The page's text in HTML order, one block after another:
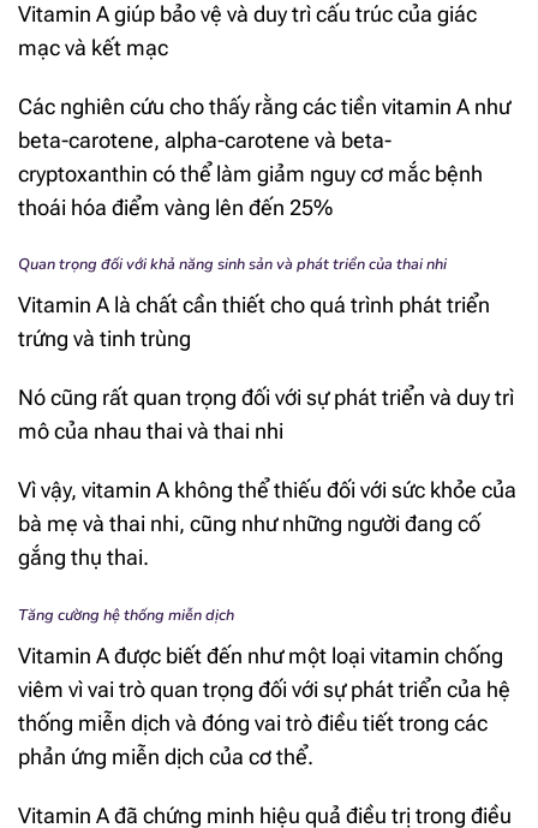
Vitamin A giúp bảo vệ và duy trì cấu trúc của giác
mạc và kết mạc
Các nghiên cứu cho thấy rằng các tiền vitamin A như
beta-carotene, alpha-carotene và beta-
cryptoxanthin có thể làm giảm nguy cơ mắc bệnh
thoái hóa điểm vàng lên đến 25%
Quan trọng đối với khả năng sinh sản và phát triển của thai nhi
Vitamin A là chất cần thiết cho quá trình phát triển
trứng và tinh trùng
Nó cũng rất quan trọng đối với sự phát triển và duy trì
mô của nhau thai và thai nhi
Vì vậy, vitamin A không thể thiếu đối với sức khỏe của
bà mẹ và thai nhi, cũng như những người đang cố
gắng thụ thai.
Tăng cường hệ thống miễn dịch
Vitamin A được biết đến như một loại vitamin chống
viêm vì vai trò quan trọng đối với sự phát triển của hệ
thống miễn dịch và đóng vai trò điều tiết trong các
phản ứng miễn dịch của cơ thể.
Vitamin A đã chứng minh hiệu quả điều trị trong điều